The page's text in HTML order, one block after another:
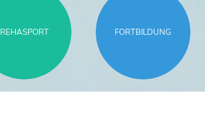
REHASPORT FORTBILDUNG